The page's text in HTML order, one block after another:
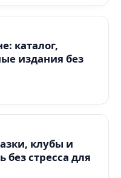
каталог,
издания без
клубы и
без стресса для